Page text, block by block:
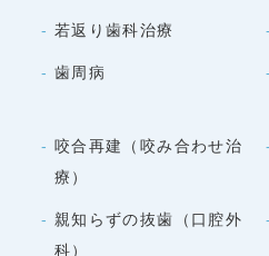
若返り歯科治療
歯周病
咬合再建（咬み合わせ治
療）
親知らずの抜歯（口腔外
科）